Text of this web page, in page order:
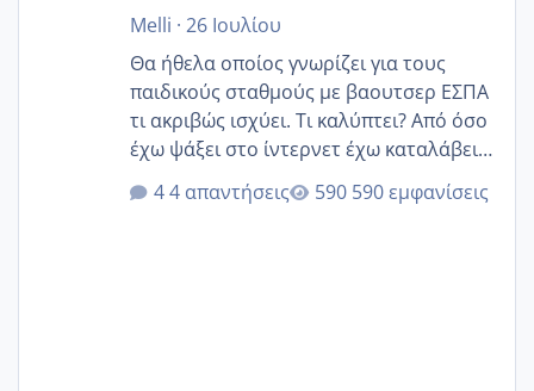
Melli · 26 Ιουλίου
Θα ήθελα οποίος γνωρίζει για τους
παιδικούς σταθμούς με βαουτσερ ΕΣΠΑ
τι ακριβώς ισχύει. Τι καλύπτει? Από όσο
έχω ψάξει στο ίντερνετ έχω καταλάβει
ότι το βαουτσερ καλύπτει όλα τα
δίδακτρα και τα τροφεια του ιδιωτικού
4 απαντήσεις 590 εμφανίσεις